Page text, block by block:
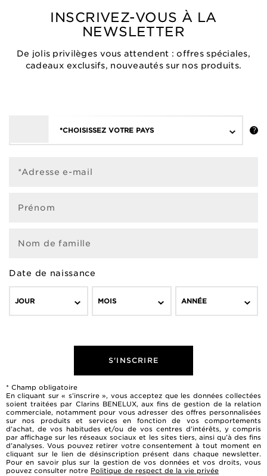
INSCRIVEZ-VOUS À LA
NEWSLETTER
De jolis privilèges vous attendent : offres spéciales,
cadeaux exclusifs, nouveautés sur nos produits.
*CHOISISSEZ VOTRE PAYS
*Adresse e-mail
Prénom
Nom de famille
Date de naissance
JOUR MOIS ANNÉE
S'INSCRIRE
* Champ obligatoire
En cliquant sur « s’inscrire », vous acceptez que les données collectées
soient traitées par Clarins BENELUX, aux fins de gestion de la relation
commerciale, notamment pour vous adresser des offres personnalisées
sur nos produits et services en fonction de vos comportements
d’achat, de vos habitudes et/ou de vos centres d’intérêts, y compris
par affichage sur les réseaux sociaux et les sites tiers, ainsi qu’à des fins
d’analyses. Vous pouvez retirer votre consentement à tout moment en
cliquant sur le lien de désinscription présent dans chaque newsletter.
Pour en savoir plus sur la gestion de vos données et vos droits, vous
pouvez consulter notre Politique de respect de la vie privée